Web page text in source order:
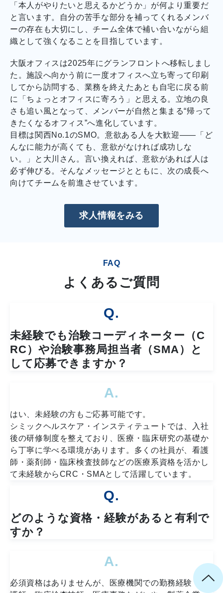
「本人がやりたいと思えるかどうか」が何より重要だ
と言います。自分の苦手な部分を補ってくれるメンバ
ーの存在も大切にし、チーム全体で補い合いながら組
織として強くなることを目指しています。
大阪オフィスは2025年にグランフロントへ移転しまし
た。施設へ向かう前に一度オフィスへ立ち寄って印刷
してから訪問する、業務を終えたあとも自宅に戻る前
に「ちょっとオフィスに寄ろう」と思える。立地の良
さも追い風となって、メンバーが自然と集まる“帰って
きたくなるオフィス”へ進化しています。
目標は関西No.1のSMO。意欲ある人を大歓迎——「ど
んなに能力が高くても、意欲がなければ成功しな
い。」と大川さん。言い換えれば、意欲があれば人は
必ず伸びる。そんなメッセージとともに、次の成長へ
向けてチームを前進させています。
求人情報をみる
FAQ
よくあるご質問
Q.
未経験でも治験コーディネーター（C
RC）や治験事務局担当者（SMA）と
して応募できますか？
A.
はい、未経験の方もご応募可能です。
シミックヘルスケア・インスティテュートでは、入社
後の研修制度を整えており、医療・臨床研究の基礎か
ら丁寧に学べる環境があります。多くの社員が、看護
師・薬剤師・臨床検査技師などの医療系資格を活かし
て未経験からCRC・SMAとして活躍しています。
Q.
どのような資格・経験があると有利で
すか？
A.
必須資格はありませんが、医療機関での勤務経験（看